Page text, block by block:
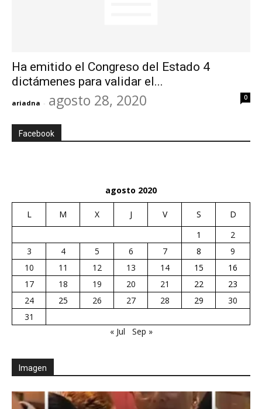
Ha emitido el Congreso del Estado 4
dictámenes para validar el...
ariadna - agosto 28, 2020 0
Facebook
agosto 2020
L M X J V S
D
1
2
3
4 5 6 7 8
9
10
11 12 13 14 15
16
17
18 19 20 21 22
23
24
25 26 27 28 29
30
31
« Jul
Sep »
Imagen